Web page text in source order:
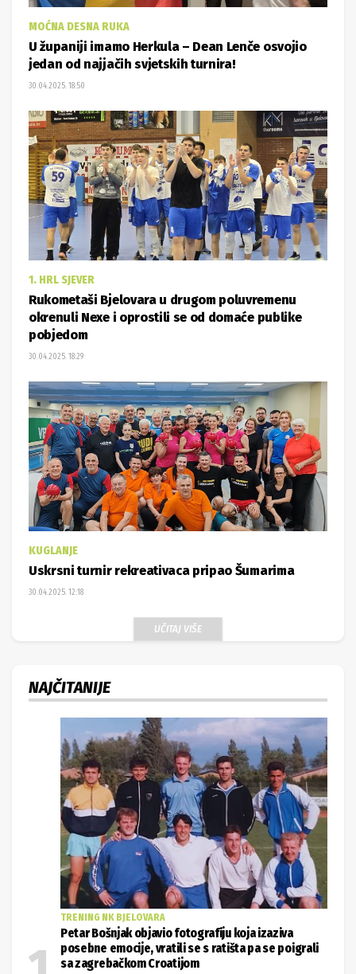
MOĆNA DESNA RUKA
U županiji imamo Herkula – Dean Lenče osvojio
jedan od najjačih svjetskih turnira!
30.04.2025. 18:50
1. HRL SJEVER
Rukometaši Bjelovara u drugom poluvremenu
okrenuli Nexe i oprostili se od domaće publike
pobjedom
30.04.2025. 18:29
KUGLANJE
Uskrsni turnir rekreativaca pripao Šumarima
30.04.2025. 12:18
UČITAJ VIŠE
NAJČITANIJE
TRENING NK BJELOVARA
Petar Bošnjak objavio fotografiju koja izaziva
posebne emocije, vratili se s ratišta pa se poigrali
sa zagrebačkom Croatijom